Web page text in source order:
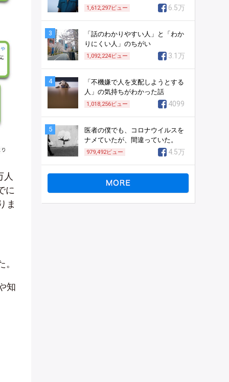
人
に
ま
知
1,612,297ビュー 6.5万
3
「話のわかりやすい人」と「わか
りにくい人」のちがい
1,092,224ビュー 3.1万
4
「不機嫌で人を支配しようとする
人」の気持ちがわかった話
1,018,256ビュー 4099
5
医者の僕でも、コロナウイルスを
ナメていたが、間違っていた。
979,492ビュー 4.5万